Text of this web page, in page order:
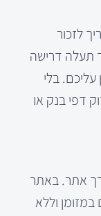
כביש 6 צפון צריך לזכור
תעלה דרישה
בלי
דפי בנק או
אתר. באתר
במזומן וללא